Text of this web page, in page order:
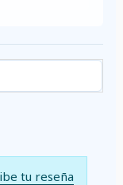
tu reseña